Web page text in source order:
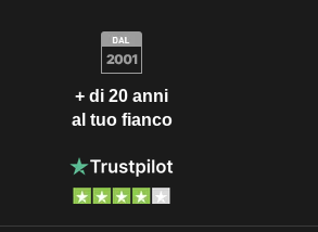
+ di 20 anni
al tuo fianco